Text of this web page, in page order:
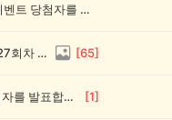
💰[당첨자 발표] 26회차 우리 동네 정보왕 이벤트 당첨자를 발표합니다!
💸 전원 2,000캐시 지급! 우리 동네 정보왕 27회차 (~8/10) [65]
💰[당첨자 발표] 우리 동네 썰전 12회차 당첨자를 발표합니다! [1]